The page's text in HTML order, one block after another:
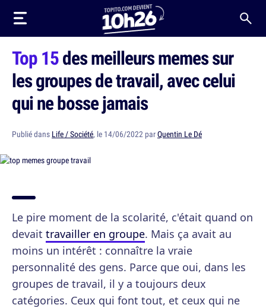
Top 15des meilleurs memes sur
les groupes de travail, avec celui
qui ne bosse jamais
Publié dans Life / Société, le 14/06/2022 parQuentin Le Dé
Le pire moment de la scolarité, c'était quand on
devait travailler en groupe. Mais ça avait au
moins un intérêt : connaître la vraie
personnalité des gens. Parce que oui, dans les
groupes de travail, il y a toujours deux
catégories. Ceux qui font tout, et ceux qui ne